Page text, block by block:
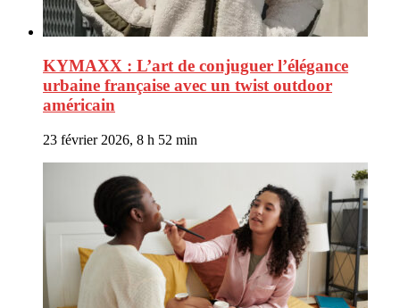
KYMAXX : L’art de conjuguer l’élégance
urbaine française avec un twist outdoor
américain
23 février 2026, 8 h 52 min